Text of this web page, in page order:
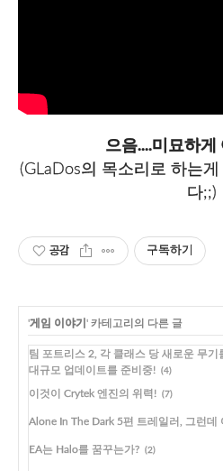
으음....미묘하게
(GLaDos의 목소리로 하는
다;;)
공감 구독하기
'게임 이야기 ' 카테고리의 다른 글
팀 포트리스 2, 각 클래스 당 새로운 무기
대규모 업데이트를 준비중! (4)
이것이 Crytek 엔진의 위력! (7)
Alone In The Dark 5편 트레일러, 그런데
EA는 Halo를 꿈꾸는가? (2)